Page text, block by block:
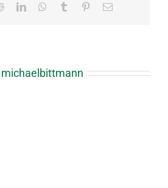
RedditLinkedInWhatsApp
Tumblr PinterestEmail
michaelbittmann